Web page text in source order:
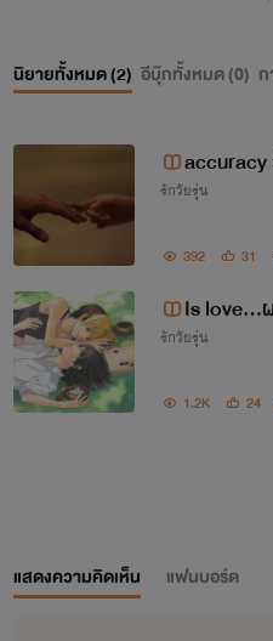
นิยายทั้งหมด (2) อีบุ๊กทั้งหมด (0)
accuracy
รักวัยรุ่น
392 31
Is
รักวัยรุ่น
1.2K 24
แสดงความคิดเห็น แฟนบอร์ด